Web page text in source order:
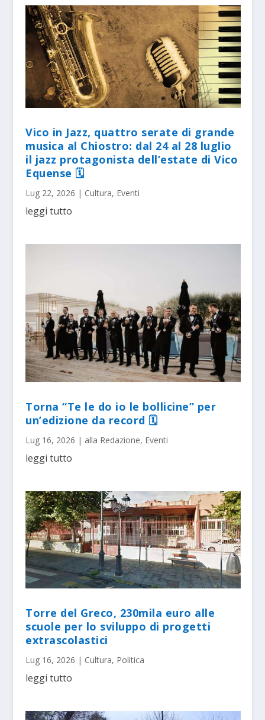
Vico in Jazz, quattro serate di grande
musica al Chiostro: dal 24 al 28 luglio
il jazz protagonista dell’estate di Vico
Equense 🗓
Lug 22, 2026 | Cultura, Eventi
leggi tutto
Torna “Te le do io le bollicine” per
un’edizione da record 🗓
Lug 16, 2026 | alla Redazione, Eventi
leggi tutto
Torre del Greco, 230mila euro alle
scuole per lo sviluppo di progetti
extrascolastici
Lug 16, 2026 | Cultura, Politica
leggi tutto